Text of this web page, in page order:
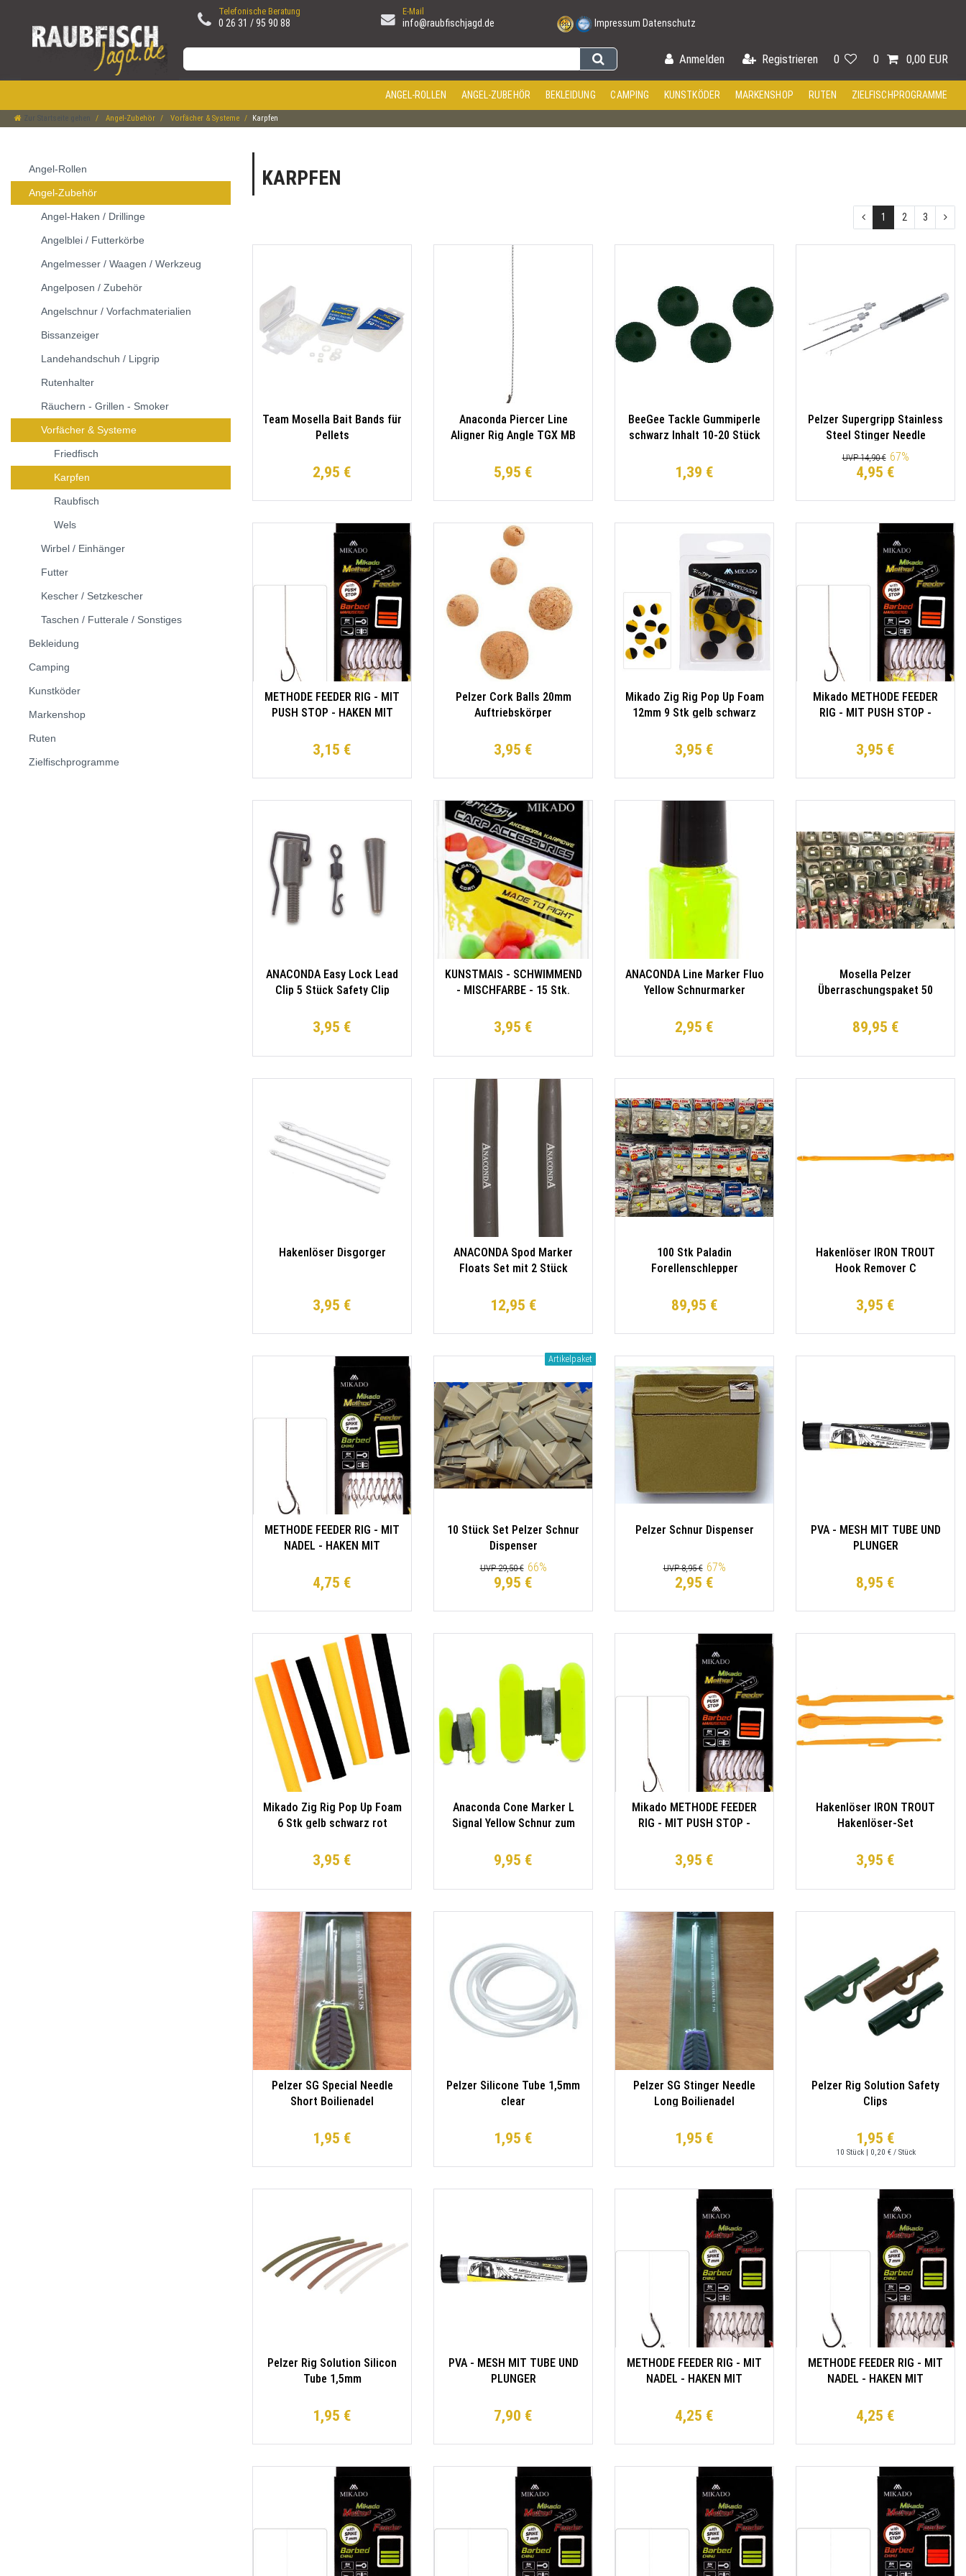
Telefonische Beratung
0 26 31 / 95 90 88
E-Mail
info@raubfischjagd.de Impressum Datenschutz
Anmelden Registrieren 0 0 0,00 EUR
ANGEL-ROLLEN ANGEL-ZUBEHÖR BEKLEIDUNG CAMPING KUNSTKÖDER MARKENSHOP RUTEN ZIELFISCHPROGRAMME
Zur Startseite gehen Angel-Zubehör Vorfächer & Systeme Karpfen
Angel-Rollen
Angel-Zubehör
Angel-Haken / Drillinge
Angelblei / Futterkörbe
Angelmesser / Waagen / Werkzeug
Angelposen / Zubehör
Angelschnur / Vorfachmaterialien
Bissanzeiger
Landehandschuh / Lipgrip
Rutenhalter
Räuchern - Grillen - Smoker
Vorfächer & Systeme
Friedfisch
Karpfen
Raubfisch
Wels
Wirbel / Einhänger
Futter
Kescher / Setzkescher
Taschen / Futterale / Sonstiges
Bekleidung
Camping
Kunstköder
Markenshop
Ruten
Zielfischprogramme
KARPFEN
1 2 3
Team Mosella Bait Bands für
Pellets
2,95 €
Anaconda Piercer Line
Aligner Rig Angle TGX MB
Set
5,95 €
BeeGee Tackle Gummiperle
schwarz Inhalt 10-20 Stück
1,39 €
Pelzer Supergripp Stainless
Steel Stinger Needle
Nadeltool
UVP 14,90 € 67%
4,95 €
METHODE FEEDER RIG - MIT
PUSH STOP - HAKEN MIT
geflochtene Schnüre:
0.16mm/10cm - 8 Stk.
3,15 €
Pelzer Cork Balls 20mm
Auftriebskörper
3,95 €
Mikado Zig Rig Pop Up Foam
12mm 9 Stk gelb schwarz
3,95 €
Mikado METHODE FEEDER
RIG - MIT PUSH STOP -
GRÖSSE 8 / geflochtene
Schnüre: 0.14mm/10cm
3,95 €
ANACONDA Easy Lock Lead
Clip 5 Stück Safety Clip
3,95 €
KUNSTMAIS - SCHWIMMEND
- MISCHFARBE - 15 Stk.
3,95 €
ANACONDA Line Marker Fluo
Yellow Schnurmarker
2,95 €
Mosella Pelzer
Überraschungspaket 50
89,95 €
Hakenlöser Disgorger
3,95 €
ANACONDA Spod Marker
Floats Set mit 2 Stück
12,95 €
100 Stk Paladin
Forellenschlepper
Pakete Forellenhaken-
Systeme
89,95 €
Hakenlöser IRON TROUT
Hook Remover C
3,95 €
METHODE FEEDER RIG - MIT
NADEL - HAKEN MIT
geflochtene Schnüre:
0.16mm/10cm - 8 Stk.
4,75 €
Artikelpaket
10 Stück Set Pelzer Schnur
Dispenser
UVP 29,50 € 66%
9,95 €
Pelzer Schnur Dispenser
UVP 8,95 € 67%
2,95 €
PVA - MESH MIT TUBE UND
PLUNGER
23mm/5m - 1 Stk.
8,95 €
Mikado Zig Rig Pop Up Foam
6 Stk gelb schwarz rot
3,95 €
Anaconda Cone Marker L
Signal Yellow Schnur zum
9,95 €
Mikado METHODE FEEDER
RIG - MIT PUSH STOP -
GRÖSSE 10 / geflochtene
Schnüre: 0.12mm/10cm
3,95 €
Hakenlöser IRON TROUT
Hakenlöser-Set
3,95 €
Pelzer SG Special Needle
Short Boilienadel
1,95 €
Pelzer Silicone Tube 1,5mm
clear
1,95 €
Pelzer SG Stinger Needle
Long Boilienadel
1,95 €
Pelzer Rig Solution Safety
Clips
1,95 €
10 Stück | 0,20 € / Stück
Pelzer Rig Solution Silicon
Tube 1,5mm
1,95 €
PVA - MESH MIT TUBE UND
PLUNGER
44mm/5m - 1 Stk.
7,90 €
METHODE FEEDER RIG - MIT
NADEL - HAKEN MIT
Schnur: 0.23mm/10cm - 8
Stk.
4,25 €
METHODE FEEDER RIG - MIT
NADEL - HAKEN MIT
Schnur: 0.23mm/10cm - 8
Stk.
4,25 €